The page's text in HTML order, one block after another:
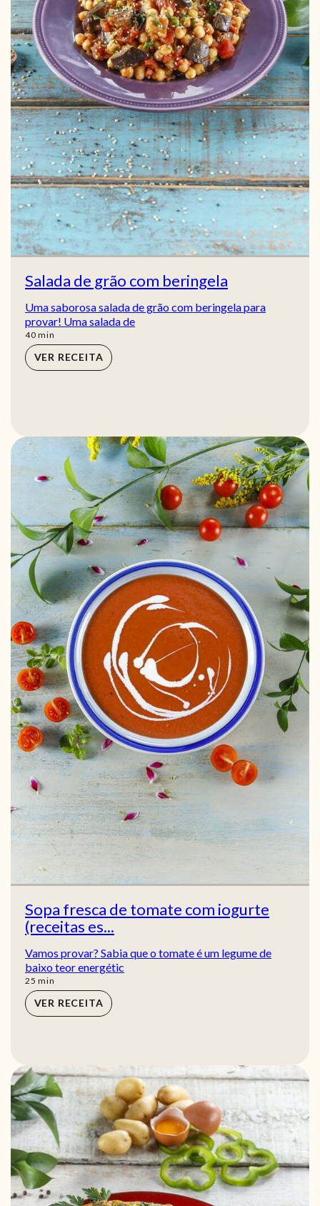
Salada de grão com beringela
Uma saborosa salada de grão com beringela para
provar! Uma salada de
40min
min
VER RECEITA
Sopa fresca de tomate com iogurte
(receitas es...
Vamos provar? Sabia que o tomate é um legume de
baixo teor energétic
25 min
min
VER RECEITA